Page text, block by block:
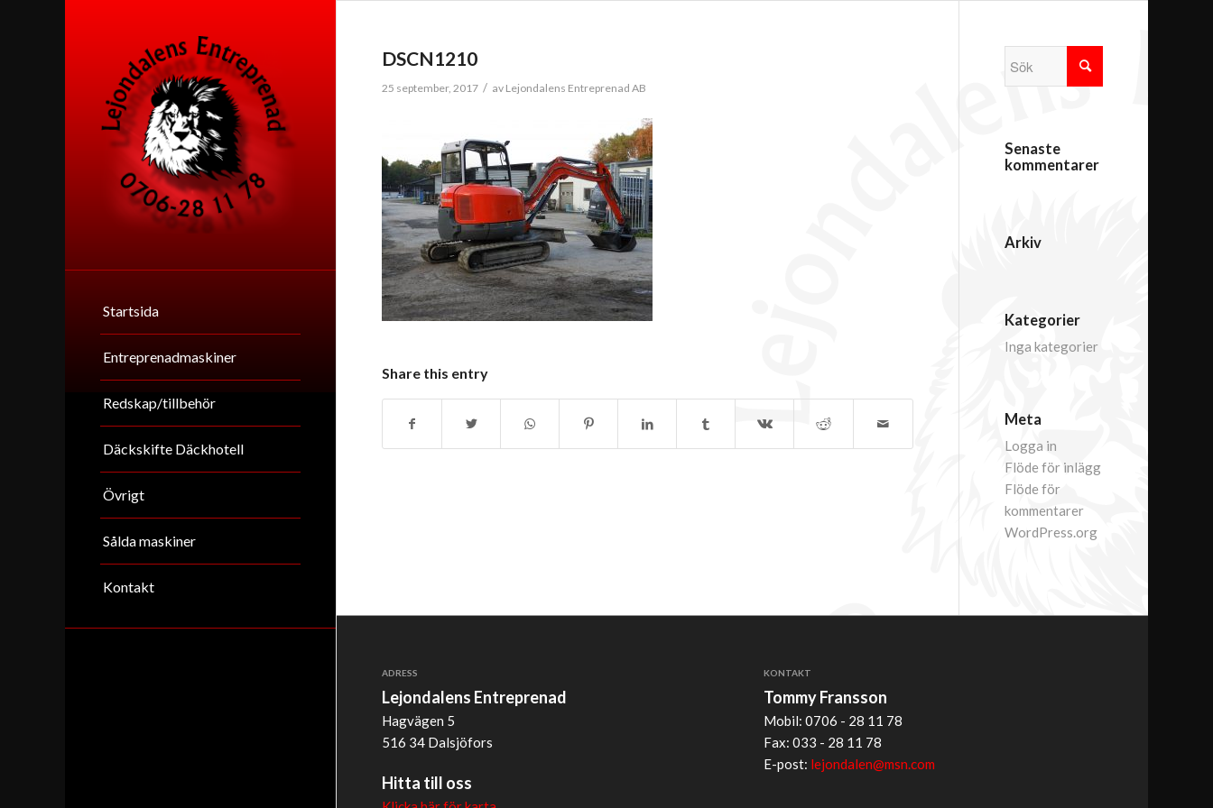
Startsida
Entreprenadmaskiner
Redskap/tillbehör
Däckskifte Däckhotell
Övrigt
Sålda maskiner
Kontakt
DSCN1210
25 september, 2017 / av Lejondalens Entreprenad AB
Share this entry
Senaste
kommentarer
Arkiv
Kategorier
Inga kategorier
Meta
Logga in
Flöde för inlägg
Flöde för
kommentarer
WordPress.org
ADRESS
Lejondalens Entreprenad
Hagvägen 5
516 34 Dalsjöfors
Hitta till oss
KONTAKT
Tommy Fransson
Mobil: 0706 - 28 11 78
Fax: 033 - 28 11 78
E-post: lejondalen@msn.com